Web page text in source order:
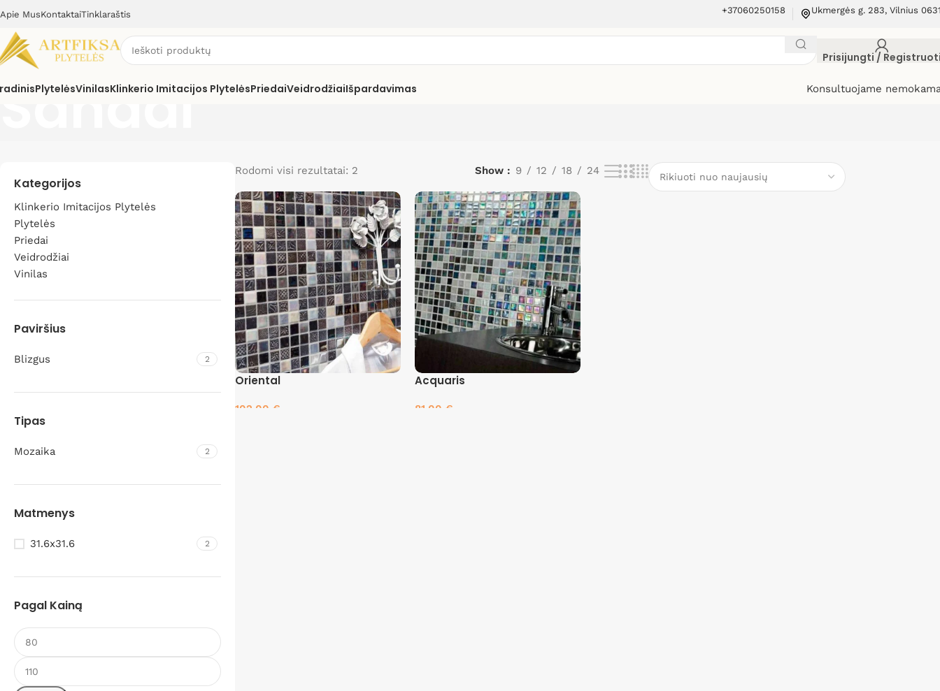
Apie MusKontaktaiTinklaraštis +37060250158 Ukmergės g. 283, Vilnius
Prisijungti /
PlytelėsVinilasKlinkerio Imitacijos PlytelėsPriedaiVeidrodžiaiIšpardavimas Konsultuojame
Sandal
Kategorijos
Klinkerio Imitacijos Plytelės
Plytelės
Priedai
Veidrodžiai
Vinilas
Paviršius
Blizgus 2
Tipas
Mozaika 2
Matmenys
31.6x31.6 2
Pagal Kainą
Rodomi visi rezultatai: 2 Show 9 12 18 24
Oriental
102.00 €
Acquaris
81.00 €